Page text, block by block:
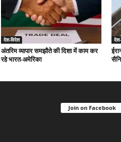
देश-विदेश
अंतरिम व्यापार समझौते की दिशा में काम कर
रहे भारत-अमेरिका
Join on Facebook